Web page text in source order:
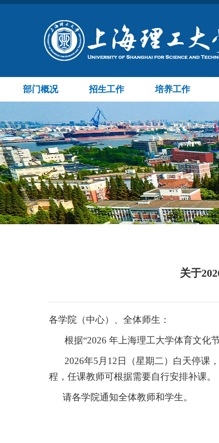
部门概况 招生工作 培养工作
关于
各学院（中心）、全体师生：
根据“2026 年上海理工大学体育文化
2026年5 月 12 日（星期二）白天停课
程，任课教师可根据需要自行安排补课。
请各学院通知全体教师和学生。